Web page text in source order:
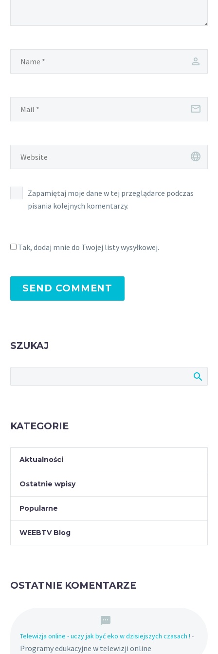
Zapamiętaj moje dane w tej przeglądarce podczas
pisania kolejnych komentarzy.
Tak, dodaj mnie do Twojej listy wysyłkowej.
SEND COMMENT
SZUKAJ
KATEGORIE
Aktualności
Ostatnie wpisy
Popularne
WEEBTV Blog
OSTATNIE KOMENTARZE
Telewizja online - uczy jak być eko w dzisiejszych czasach ! -
Programy edukacyjne w telewizji online